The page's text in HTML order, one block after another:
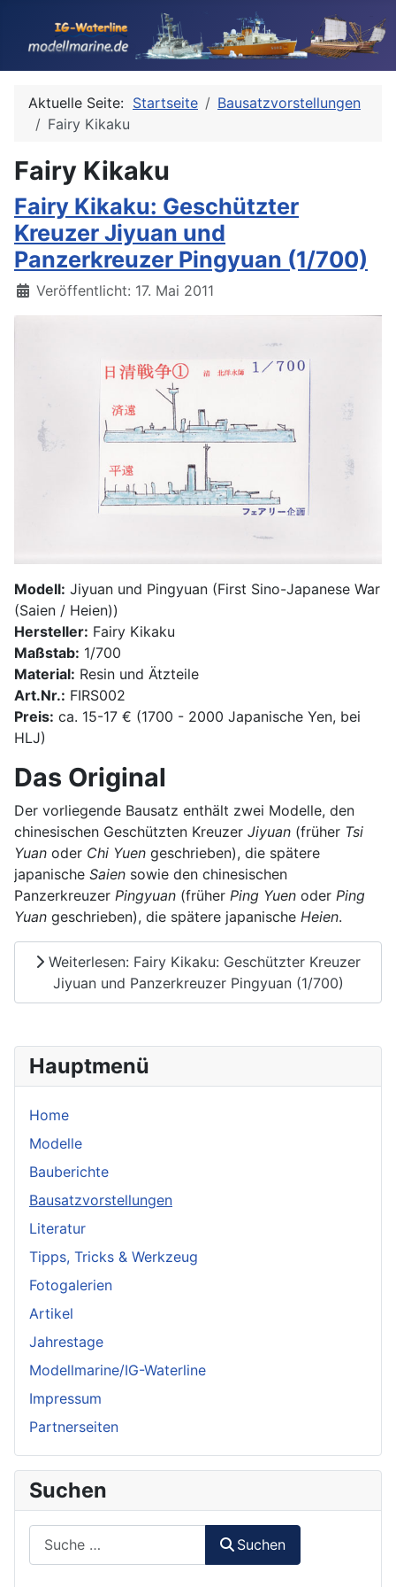
Hauptmenü
Home
Modelle
Bauberichte
Bausatzvorstellungen
Literatur
Tipps, Tricks & Werkzeug
Fotogalerien
Artikel
Jahrestage
Modellmarine/IG-Waterline
Impressum
Partnerseiten
Suchen
Suchen
Aktuelle Seite: Startseite
Bausatzvorstellungen
Fairy Kikaku
Fairy Kikaku
Fairy Kikaku: Geschützter
Kreuzer Jiyuan und
Panzerkreuzer Pingyuan (1/700)
Details
Veröffentlicht: 17. Mai 2011
Modell: Jiyuan und Pingyuan (First Sino-Japanese War
(Saien / Heien))
Hersteller: Fairy Kikaku
Maßstab: 1/700
Material: Resin und Ätzteile
Art.Nr.: FIRS002
Preis: ca. 15-17 € (1700 - 2000 Japanische Yen, bei
HLJ)
Das Original
Der vorliegende Bausatz enthält zwei Modelle, den
chinesischen Geschützten Kreuzer Jiyuan (früher Tsi
Yuan oder Chi Yuen geschrieben), die spätere
japanische Saien sowie den chinesischen
Panzerkreuzer Pingyuan (früher Ping Yuen oder Ping
Yuan geschrieben), die spätere japanische Heien.
Weiterlesen: Fairy Kikaku: Geschützter Kreuzer
Jiyuan und Panzerkreuzer Pingyuan (1/700)